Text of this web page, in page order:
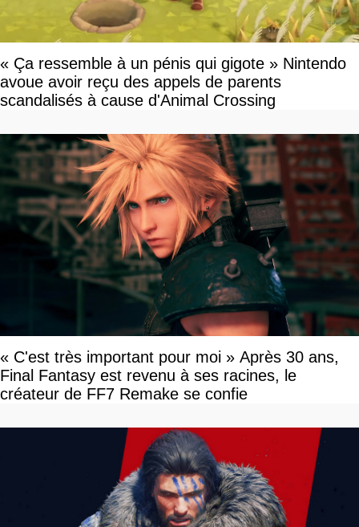
« Ça ressemble à un pénis qui gigote » Nintendo
avoue avoir reçu des appels de parents
scandalisés à cause d'Animal Crossing
« C'est très important pour moi » Après 30 ans,
Final Fantasy est revenu à ses racines, le
créateur de FF7 Remake se confie